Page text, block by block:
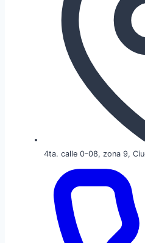
4ta. calle 0-08, zona 9,